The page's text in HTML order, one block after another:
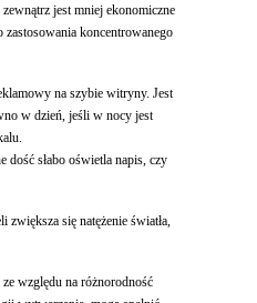
jest mniej ekonomiczne
koncentrowanego
na szybie witryny. Jest
w dzień, jeśli w nocy jest
dość słabo oświetla napis, czy
zwiększa się natężenie światła,
względu na różnorodność